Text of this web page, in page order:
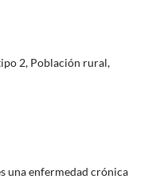
2, Población rural,
una enfermedad crónica